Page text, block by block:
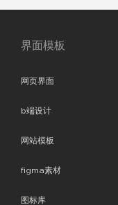
界面模板
网页界面
b端设计
网站模板
figma素材
图标库